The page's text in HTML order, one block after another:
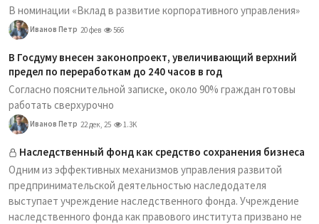
В номинации «Вклад в развитие корпоративного управления»
Иванов Петр 20 фев 566
В Госдуму внесен законопроект, увеличивающий верхний
предел по переработкам до 240 часов в год
Согласно пояснительной записке, около 90% граждан готовы
работать сверхурочно
Иванов Петр 22 дек, 25 1.3K
Наследственный фонд как средство сохранения бизнеса
Одним из эффективных механизмов управления развитой
предпринимательской деятельностью наследодателя
выступает учреждение наследственного фонда. Учреждение
наследственного фонда как правового института призвано не